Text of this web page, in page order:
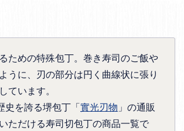
ための特殊包丁。巻き寿司のご飯や
うに、刃の部分は円く曲線状に張り
ています。
史を誇る堺包丁「實光刃物 」の通販
ただける寿司切包丁の商品一覧で